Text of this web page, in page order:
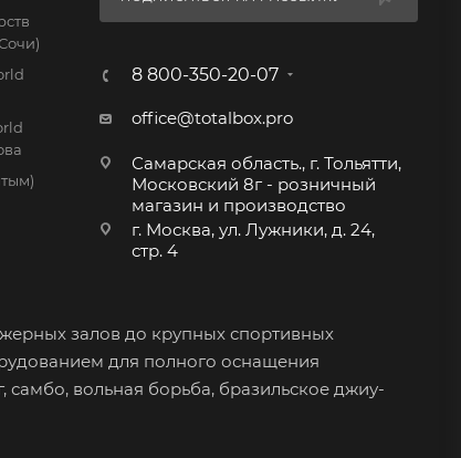
8 800-350-20-07
office@totalbox.pro
Самарская область., г. Тольятти,
Московский 8г - розничный
магазин и производство
г. Москва, ул. Лужники, д. 24,
стр. 4
залов до крупных спортивных
для полного оснащения
самбо, вольная борьба, бразильское джиу-